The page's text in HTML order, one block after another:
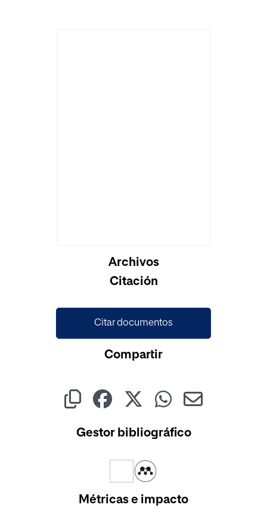
Archivos
Citación
Citar documentos
Compartir
Gestor bibliográfico
Métricas e impacto